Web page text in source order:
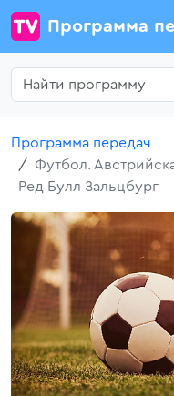
Программа
Программа передач
Футбол.
Ред Булл Зальцбург